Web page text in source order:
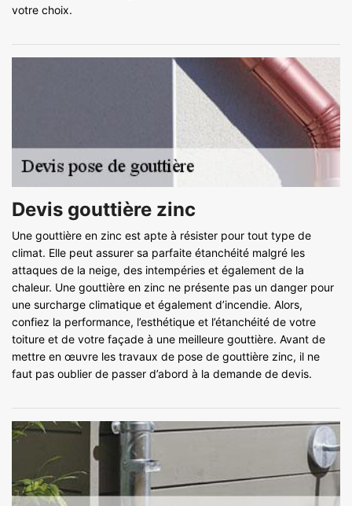
votre choix.
Devis gouttière zinc
Une gouttière en zinc est apte à résister pour tout type de
climat. Elle peut assurer sa parfaite étanchéité malgré les
attaques de la neige, des intempéries et également de la
chaleur. Une gouttière en zinc ne présente pas un danger pour
une surcharge climatique et également d’incendie. Alors,
confiez la performance, l’esthétique et l’étanchéité de votre
toiture et de votre façade à une meilleure gouttière. Avant de
mettre en œuvre les travaux de pose de gouttière zinc, il ne
faut pas oublier de passer d’abord à la demande de devis.